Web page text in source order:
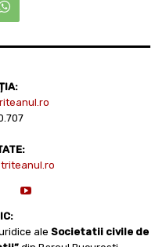
ale Societatii civile de